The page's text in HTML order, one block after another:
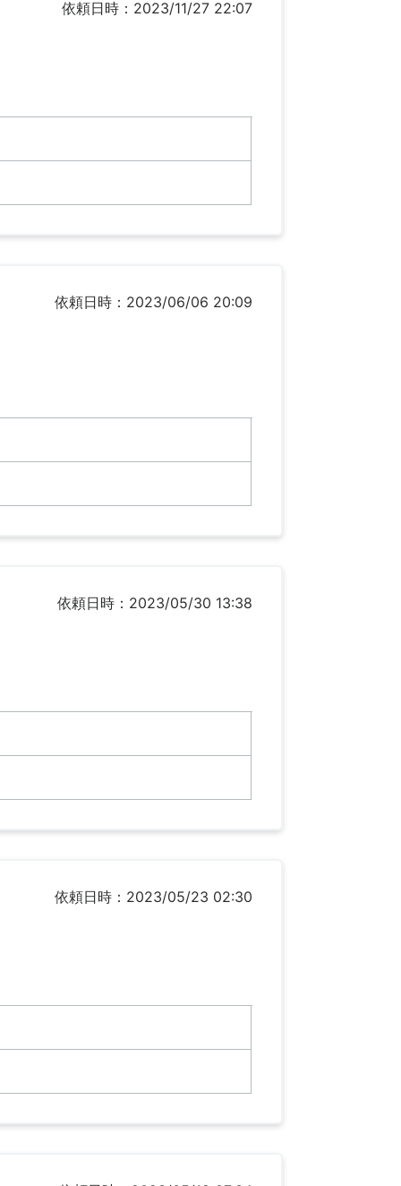
依頼日時：2023/11/27 22:07
依頼日時：2023/06/06 20:09
依頼日時：2023/05/30 13:38
依頼日時：2023/05/23 02:30